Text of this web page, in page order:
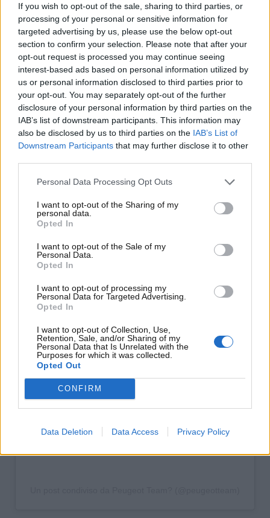
If you wish to opt-out of the sale, sharing to third parties, or
processing of your personal or sensitive information for
targeted advertising by us, please use the below opt-out
section to confirm your selection. Please note that after your
opt-out request is processed you may continue seeing
interest-based ads based on personal information utilized by
us or personal information disclosed to third parties prior to
your opt-out. You may separately opt-out of the further
disclosure of your personal information by third parties on the
IAB’s list of downstream participants. This information may
also be disclosed by us to third parties on the IAB’s List of
Downstream Participants that may further disclose it to other
Personal Data Processing Opt Outs
I want to opt-out of the Sharing of my
personal data.
Opted In
I want to opt-out of the Sale of my
Personal Data.
Opted In
I want to opt-out of processing my
Personal Data for Targeted Advertising.
Opted In
I want to opt-out of Collection, Use,
Retention, Sale, and/or Sharing of my
Personal Data that Is Unrelated with the
Purposes for which it was collected.
Opted Out
CONFIRM
Data Deletion Data Access Privacy Policy
nonostante si tratti di un’auto molto apprezzata e
lodata dagli addetti ai lavori. Negli ultimi anni, però,
purtroppo questo modello non è riuscito a ottenere
il risultato auspicato. Ma perché? Tanto è dovuto al
fatto che la concorrenza della 3008 e della 5008 si è
fatta sentire, senza considerare che questo veicolo è
rimasto termico (fino a diventare negli ultimi tempi
ibrido). Questi fattori hanno sicuramente contribuito
a rendere amaramente semplice la scelta di Peugeot.
Visualizza questo post su Instagram